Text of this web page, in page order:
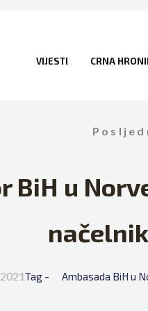
VIJESTI CRNA
BiH u
Tag - Ambasada BiH u